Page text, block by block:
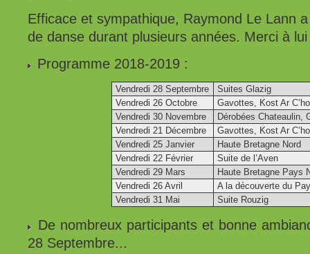
Efficace et sympathique, Raymond Le Lann
de danse durant plusieurs années. Merci à
Programme 2018-2019 :
Vendredi 28 Septembre
Suites Glazig
Vendredi 26 Octobre
Gavottes, Kost Ar
Vendredi 30 Novembre
Dérobées Chateaulin,
Vendredi 21 Décembre
Gavottes, Kost Ar
Vendredi 25 Janvier
Haute Bretagne Nord
Vendredi 22 Février
Suite de l’Aven
Vendredi 29 Mars
Haute Bretagne Pays
Vendredi 26 Avril
A la découverte du
Vendredi 31 Mai
Suite Rouzig
De nombreux participants et bonne
28 Septembre...